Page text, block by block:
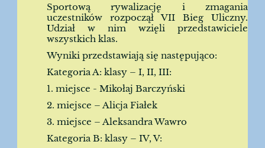
Sportową rywalizację i zmagania
uczestników rozpoczął VII Bieg Uliczny.
Udział w nim wzięli przedstawiciele
wszystkich klas.
Wyniki przedstawiają się następująco:
Kategoria A: klasy – I, II, III:
1. miejsce - Mikołaj Barczyński
2. miejsce – Alicja Fiałek
3. miejsce – Aleksandra Wawro
Kategoria B: klasy – IV, V: